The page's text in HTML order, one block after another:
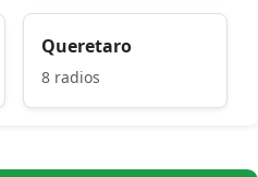
Queretaro
8 radios